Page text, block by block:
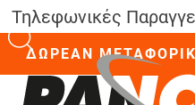
Τηλεφωνικές
ΔΩΡΕΑΝ